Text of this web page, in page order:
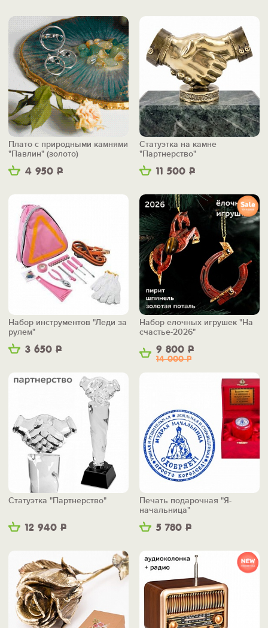
4 950 Р
Плато с природными камнями
"Павлин" (золото)
11 500 Р
Статуэтка на камне
"Партнерство"
3 650 Р
Набор инструментов "Леди за
рулем"
9 800 Р
14 000Р
Набор елочных игрушек "На
счастье-2026"
12 940 Р
Статуэтка "Партнерство"
5 780 Р
Печать подарочная "Я-
начальница"